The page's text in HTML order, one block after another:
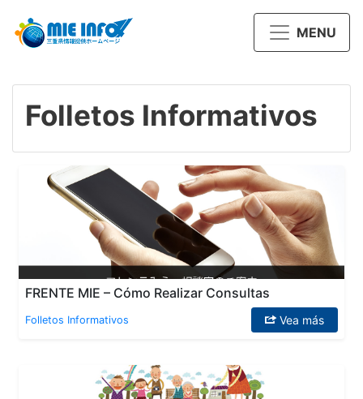
MENU
Folletos Informativos
FRENTE MIE – Cómo Realizar Consultas
Folletos Informativos Vea más